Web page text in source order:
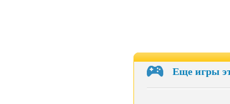
Еще игры